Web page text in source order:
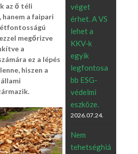
az ő téli
a faipari
megőrizve
a
ez a lépés
hiszen a
véget
érhet. A VS
lehet a
KKV-k
egyik
legfontosa
bb ESG-
védelmi
eszköze.
2026.07.24.
Nem
tehetséghiá